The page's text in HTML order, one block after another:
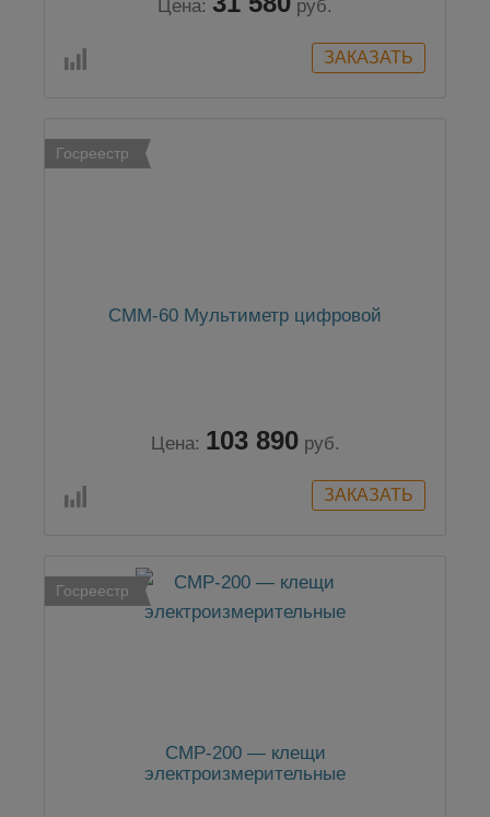
Цена: руб.
Госреестр
CMM-60 Мультиметр цифровой
Цена: 103 890 руб.
Госреестр
CMP-200 — клещи
электроизмерительные